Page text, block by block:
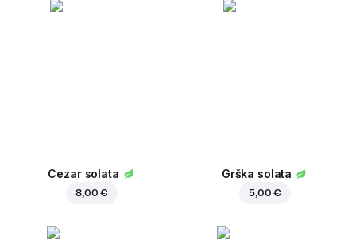
Cezar solata
8,00 €
Grška solata
5,00 €